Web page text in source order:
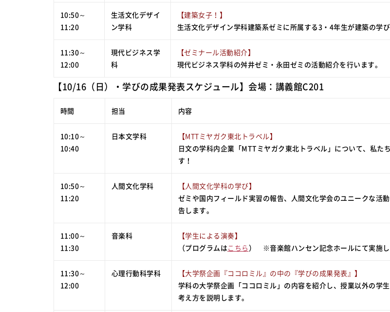
10:50～
11:20
生活文化デザイ
ン学科
【建築女子！】
生活文化デザイン学科建築系ゼミに所属する3・4年生が建築の学び
11:30～
12:00
現代ビジネス学
科
【ゼミナール活動紹介】
現代ビジネス学科の舛井ゼミ・永田ゼミの活動紹介を行います。
【10/16（日）・学びの成果発表スケジュール】会場：講義館C201
時間 担当 内容
10:10～
10:40
日本文学科
【MTTミヤガク東北トラベル】
日文の学科内企業「MTTミヤガク東北トラベル」について、私た
す！
10:50～
11:20
人間文化学科
【人間文化学科の学び】
ゼミや国内フィールド実習の報告、人間文化学会のユニークな活
告します。
11:00～
11:30
音楽科
【学生による演奏】
（プログラムはこちら） ※音楽館ハンセン記念ホールにて実施
11:30～
12:00
心理行動科学科
【大学祭企画『ココロミル』の中の『学びの成果発表』】
学科の大学祭企画「ココロミル」の内容を紹介し、授業以外の学
考え方を説明します。